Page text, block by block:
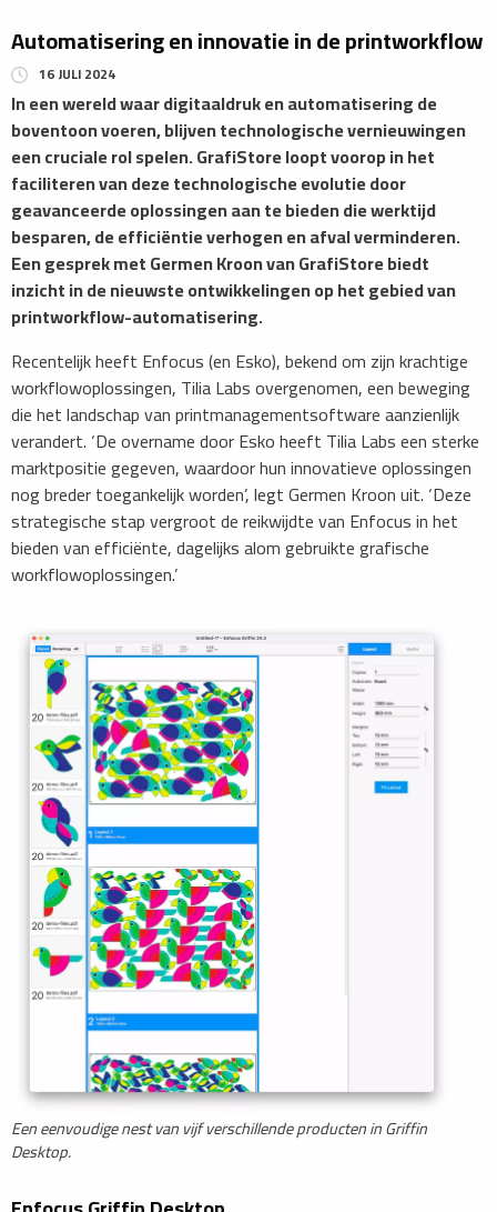
Automatisering en innovatie in de printworkflow
16 JULI 2024
In een wereld waar digitaaldruk en automatisering de
boventoon voeren, blijven technologische vernieuwingen
een cruciale rol spelen. GrafiStore loopt voorop in het
faciliteren van deze technologische evolutie door
geavanceerde oplossingen aan te bieden die werktijd
besparen, de efficiëntie verhogen en afval verminderen.
Een gesprek met Germen Kroon van GrafiStore biedt
inzicht in de nieuwste ontwikkelingen op het gebied van
printworkflow-automatisering.
Recentelijk heeft Enfocus (en Esko), bekend om zijn krachtige
workflowoplossingen, Tilia Labs overgenomen, een beweging
die het landschap van printmanagementsoftware aanzienlijk
verandert. ‘De overname door Esko heeft Tilia Labs een sterke
marktpositie gegeven, waardoor hun innovatieve oplossingen
nog breder toegankelijk worden’, legt Germen Kroon uit. ‘Deze
strategische stap vergroot de reikwijdte van Enfocus in het
bieden van efficiënte, dagelijks alom gebruikte grafische
workflowoplossingen.’
Een eenvoudige nest van vijf verschillende producten in Griffin
Desktop.